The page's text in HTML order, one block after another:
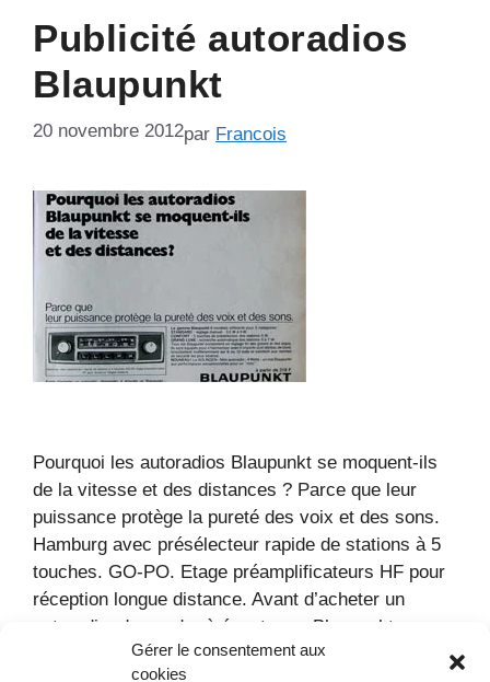
Gérer le consentement aux
cookies
Publicité autoradios
Blaupunkt
20 novembre 2012par Francois
Pourquoi les autoradios Blaupunkt se moquent-ils
de la vitesse et des distances ? Parce que leur
puissance protège la pureté des voix et des sons.
Hamburg avec présélecteur rapide de stations à 5
touches. GO-PO. Etage préamplificateurs HF pour
réception longue distance. Avant d’acheter un
autoradio, demander à écouter un Blaupunkt –
Comparez – D’où …Lire la suite